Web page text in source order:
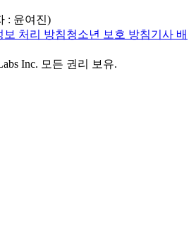
: 윤여진)
보 처리 방침청소년 보호 방침기사 배
Inc. 모든 권리 보유.